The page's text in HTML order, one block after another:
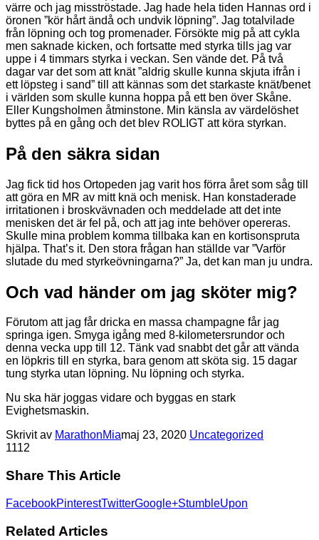
värre och jag misströstade. Jag hade hela tiden Hannas ord i
öronen ”kör hårt ändå och undvik löpning”. Jag totalvilade
från löpning och tog promenader. Försökte mig på att cykla
men saknade kicken, och fortsatte med styrka tills jag var
uppe i 4 timmars styrka i veckan. Sen vände det. På två
dagar var det som att knät ”aldrig skulle kunna skjuta ifrån i
ett löpsteg i sand” till att kännas som det starkaste knät/benet
i världen som skulle kunna hoppa på ett ben över Skåne.
Eller Kungsholmen åtminstone. Min känsla av värdelöshet
byttes på en gång och det blev ROLIGT att köra styrkan.
På den säkra sidan
Jag fick tid hos Ortopeden jag varit hos förra året som såg till
att göra en MR av mitt knä och menisk. Han konstaderade
irritationen i broskvävnaden och meddelade att det inte
menisken det är fel på, och att jag inte behöver opereras.
Skulle mina problem komma tillbaka kan en kortisonspruta
hjälpa. That’s it. Den stora frågan han ställde var ”Varför
slutade du med styrkeövningarna?” Ja, det kan man ju undra.
Och vad händer om jag sköter mig?
Förutom att jag får dricka en massa champagne får jag
springa igen. Smyga igång med 8-kilometersrundor och
denna vecka upp till 12. Tänk vad snabbt det går att vända
en löpkris till en styrka, bara genom att sköta sig. 15 dagar
tung styrka utan löpning. Nu löpning och styrka.
Nu ska här joggas vidare och byggas en stark
Evighetsmaskin.
Skrivit av MarathonMiamaj 23, 2020 Uncategorized
1112
Share This Article
FacebookPinterestTwitterGoogle+StumbleUpon
Related Articles